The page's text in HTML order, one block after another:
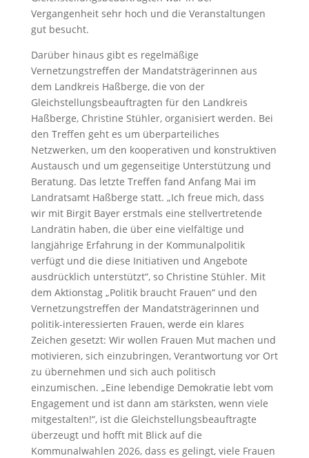
Vergangenheit sehr hoch und die Veranstaltungen
gut besucht.
Darüber hinaus gibt es regelmäßige
Vernetzungstreffen der Mandatsträgerinnen aus
dem Landkreis Haßberge, die von der
Gleichstellungsbeauftragten für den Landkreis
Haßberge, Christine Stühler, organisiert werden. Bei
den Treffen geht es um überparteiliches
Netzwerken, um den kooperativen und konstruktiven
Austausch und um gegenseitige Unterstützung und
Beratung. Das letzte Treffen fand Anfang Mai im
Landratsamt Haßberge statt. „Ich freue mich, dass
wir mit Birgit Bayer erstmals eine stellvertretende
Landrätin haben, die über eine vielfältige und
langjährige Erfahrung in der Kommunalpolitik
verfügt und die diese Initiativen und Angebote
ausdrücklich unterstützt“, so Christine Stühler. Mit
dem Aktionstag „Politik braucht Frauen“ und den
Vernetzungstreffen der Mandatsträgerinnen und
politik-interessierten Frauen, werde ein klares
Zeichen gesetzt: Wir wollen Frauen Mut machen und
motivieren, sich einzubringen, Verantwortung vor Ort
zu übernehmen und sich auch politisch
einzumischen. „Eine lebendige Demokratie lebt vom
Engagement und ist dann am stärksten, wenn viele
mitgestalten!“, ist die Gleichstellungsbeauftragte
überzeugt und hofft mit Blick auf die
Kommunalwahlen 2026, dass es gelingt, viele Frauen